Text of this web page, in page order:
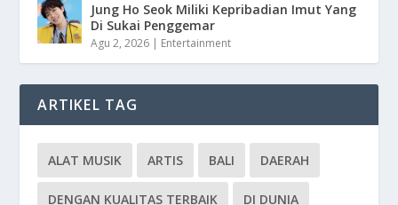
Jung Ho Seok Miliki Kepribadian Imut Yang
Di Sukai Penggemar
Agu 2, 2026 | Entertainment
ARTIKEL TAG
ALAT MUSIK ARTIS BALI DAERAH
DENGAN KUALITAS TERBAIK DI DUNIA